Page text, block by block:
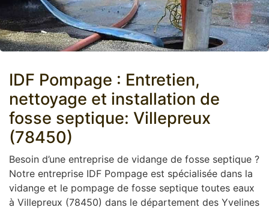
IDF Pompage : Entretien,
nettoyage et installation de
fosse septique: Villepreux
(78450)
Besoin d’une entreprise de vidange de fosse septique ?
Notre entreprise IDF Pompage est spécialisée dans la
vidange et le pompage de fosse septique toutes eaux
à Villepreux (78450) dans le département des Yvelines